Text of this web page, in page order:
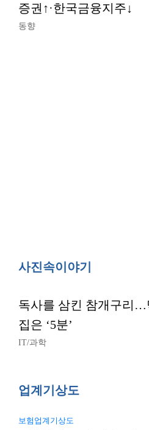
증권↑·한국금융지주↓
동향
사진속이야기
독사를 삼킨 참개구리…
집은 ‘5분’
IT/과학
업계기상도
보험업계기상도